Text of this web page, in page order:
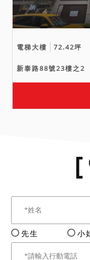
電梯大樓 72.42坪
新泰路88號23樓之2
先生 小